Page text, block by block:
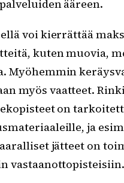
ääreen.
voi kierrättää
kuten muovia,
Myöhemmin
myös vaatteet.
on
ja
jätteet on
vastaanottopisteisiin.